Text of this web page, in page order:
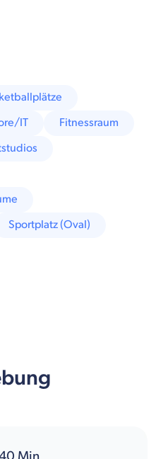
IT
Fitnessraum
Sportplatz (Oval)